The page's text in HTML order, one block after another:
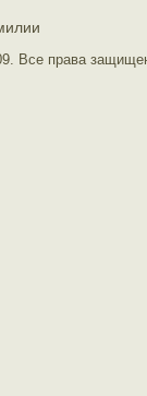
Все права